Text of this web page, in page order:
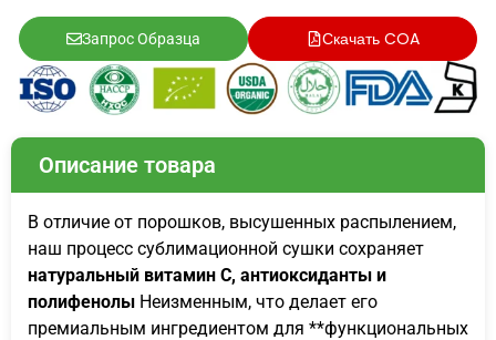
Запрос Образца Скачать COA
Описание товара
В отличие от порошков, высушенных распылением,
наш процесс сублимационной сушки сохраняет
натуральный витамин С, антиоксиданты и
полифенолы Неизменным, что делает его
премиальным ингредиентом для **функциональных